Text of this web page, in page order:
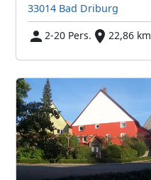
33014 Bad Driburg
2-20 Pers.
22,86 km